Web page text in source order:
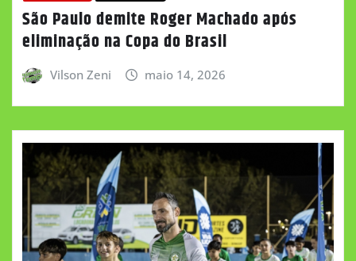
São Paulo demite Roger Machado após
eliminação na Copa do Brasil
Vilson Zeni maio 14, 2026